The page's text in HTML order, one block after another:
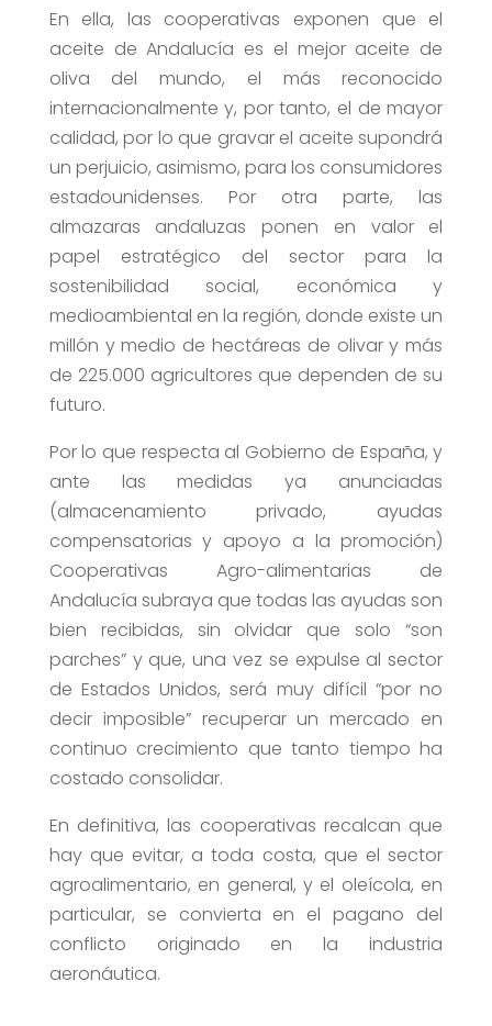
En ella, las cooperativas exponen que el
aceite de Andalucía es el mejor aceite de
oliva del mundo, el más reconocido
internacionalmente y, por tanto, el de mayor
calidad, por lo que gravar el aceite supondrá
un perjuicio, asimismo, para los consumidores
estadounidenses. Por otra parte, las
almazaras andaluzas ponen en valor el
papel estratégico del sector para la
sostenibilidad social, económica y
medioambiental en la región, donde existe un
millón y medio de hectáreas de olivar y más
de 225.000 agricultores que dependen de su
futuro.
Por lo que respecta al Gobierno de España, y
ante las medidas ya anunciadas
(almacenamiento privado, ayudas
compensatorias y apoyo a la promoción)
Cooperativas Agro-alimentarias de
Andalucía subraya que todas las ayudas son
bien recibidas, sin olvidar que solo “son
parches” y que, una vez se expulse al sector
de Estados Unidos, será muy difícil “por no
decir imposible” recuperar un mercado en
continuo crecimiento que tanto tiempo ha
costado consolidar.
En definitiva, las cooperativas recalcan que
hay que evitar, a toda costa, que el sector
agroalimentario, en general, y el oleícola, en
particular, se convierta en el pagano del
conflicto originado en la industria
aeronáutica.